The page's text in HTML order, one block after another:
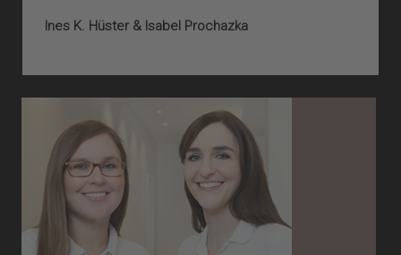
Ines K. Hüster & Isabel Prochazka